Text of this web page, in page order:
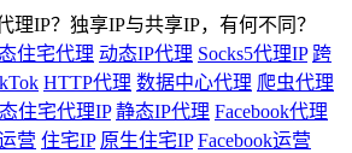
住宅代理 动态IP代理 Socks5代理IP 跨
HTTP代理 数据中心代理 爬虫代理
住宅代理IP 静态IP代理 Facebook代理
营 住宅IP 原生住宅IP Facebook运营